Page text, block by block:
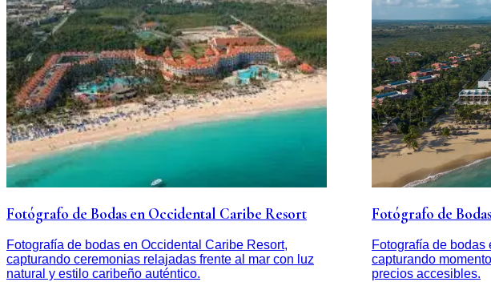
Fotógrafo de Bodas en Occidental Caribe Resort
Fotografía de bodas en Occidental Caribe Resort,
capturando ceremonias relajadas frente al mar con luz
natural y estilo caribeño auténtico.
Fotógrafo de
Fotografía de bodas
capturando
precios accesibles.